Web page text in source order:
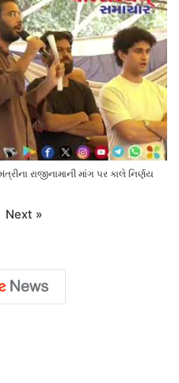
રાજીનામાની માંગ પર કાલે નિર્ણય
Next »